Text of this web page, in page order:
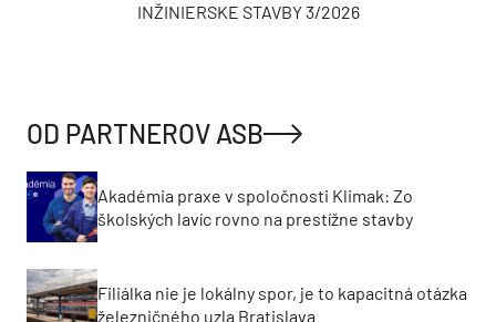
INŽINIERSKE STAVBY 3/2026
OD PARTNEROV ASB
Akadémia praxe v spoločnosti Klimak: Zo
školských lavíc rovno na prestížne stavby
Filiálka nie je lokálny spor, je to kapacitná otázka
železničného uzla Bratislava